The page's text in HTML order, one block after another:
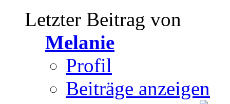
Letzter Beitrag von
Melanie
Profil
Beiträge anzeigen